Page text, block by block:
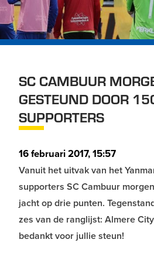
SC CAMBUUR
GESTEUND DOOR
SUPPORTERS
16 februari 2017, 15:57
Vanuit het uitvak van het
supporters SC Cambuur
jacht op drie punten.
zes van de ranglijst: Almere
bedankt voor jullie steun!